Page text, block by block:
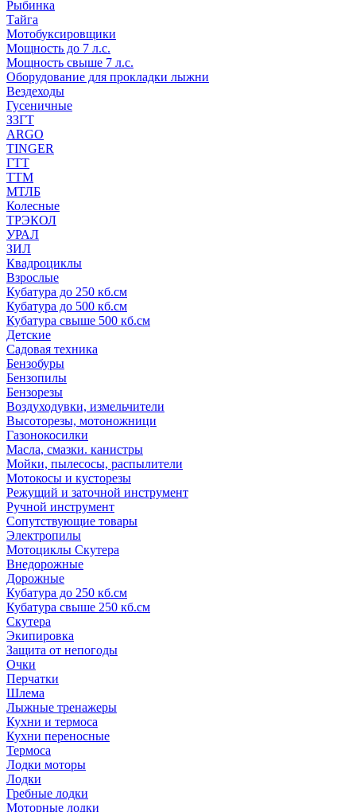
Рыбинка
Тайга
Мотобуксировщики
Мощность до 7 л.с.
Мощность свыше 7 л.с.
Оборудование для прокладки лыжни
Вездеходы
Гусеничные
ЗЗГТ
ARGO
TINGER
ГТТ
ТТМ
МТЛБ
Колесные
ТРЭКОЛ
УРАЛ
ЗИЛ
Квадроциклы
Взрослые
Кубатура до 250 кб.см
Кубатура до 500 кб.см
Кубатура свыше 500 кб.см
Детские
Садовая техника
Бензобуры
Бензопилы
Бензорезы
Воздуходувки, измельчители
Высоторезы, мотоножници
Газонокосилки
Масла, смазки. канистры
Мойки, пылесосы, распылители
Мотокосы и кусторезы
Режущий и заточной инструмент
Ручной инструмент
Сопутствующие товары
Электропилы
Мотоциклы Скутера
Внедорожные
Дорожные
Кубатура до 250 кб.см
Кубатура свыше 250 кб.см
Скутера
Экипировка
Защита от непогоды
Очки
Перчатки
Шлема
Лыжные тренажеры
Кухни и термоса
Кухни переносные
Термоса
Лодки моторы
Лодки
Гребные лодки
Моторные лодки